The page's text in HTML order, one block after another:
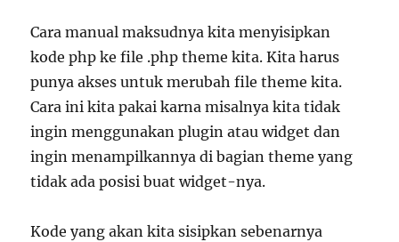
Cara manual maksudnya kita menyisipkan
kode php ke file .php theme kita. Kita harus
punya akses untuk merubah file theme kita.
Cara ini kita pakai karna misalnya kita tidak
ingin menggunakan plugin atau widget dan
ingin menampilkannya di bagian theme yang
tidak ada posisi buat widget-nya.
Kode yang akan kita sisipkan sebenarnya